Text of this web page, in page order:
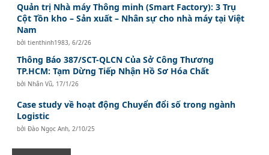
Quản trị Nhà máy Thông minh (Smart Factory): 3 Trụ
Cột Tồn kho – Sản xuất – Nhân sự cho nhà máy tại Việt
Nam
bởitienthinh1983,6/2/26
Thông Báo 387/SCT-QLCN Của Sở Công Thương
TP.HCM: Tạm Dừng Tiếp Nhận Hồ Sơ Hóa Chất
bởi Nhân Vũ, 17/1/26
Case study về hoạt động Chuyển đổi số trong ngành
Logistic
bởiĐào Ngọc Anh, 2/10/25